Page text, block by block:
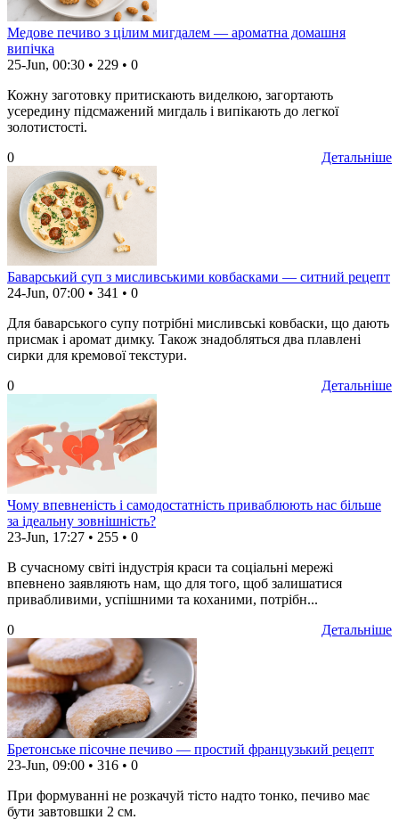
Медове печиво з цілим мигдалем — ароматна домашня
випічка
25-Jun, 00:30 • 229 • 0
Кожну заготовку притискають виделкою, загортають
усередину підсмажений мигдаль і випікають до легкої
золотистості.
Детальніше
0
Баварський суп з мисливськими ковбасками — ситний рецепт
24-Jun, 07:00 • 341 • 0
Для баварського супу потрібні мисливські ковбаски, що дають
присмак і аромат димку. Також знадобляться два плавлені
сирки для кремової текстури.
Детальніше
0
Чому впевненість і самодостатність приваблюють нас більше
за ідеальну зовнішність?
23-Jun, 17:27 • 255 • 0
В сучасному світі індустрія краси та соціальні мережі
впевнено заявляють нам, що для того, щоб залишатися
привабливими, успішними та коханими, потрібн...
Детальніше
0
Бретонське пісочне печиво — простий французький рецепт
23-Jun, 09:00 • 316 • 0
При формуванні не розкачуй тісто надто тонко, печиво має
бути завтовшки 2 см.